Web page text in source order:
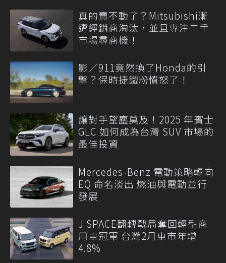
真的賣不動了？Mitsubishi漸
遭經銷商淘汰，並且專注二手
市場尋商機！
影／911竟然換了Honda的引
擎？保時捷鐵粉憤怒了！
讓對手望塵莫及！2025 年賓士
GLC 如何成為台灣 SUV 市場的
最佳投資
Mercedes-Benz 電動策略轉向
EQ 命名淡出 燃油與電動並行
發展
J SPACE翻轉戰局奪回輕型商
用車冠軍 台灣2月車市年增
4.8%